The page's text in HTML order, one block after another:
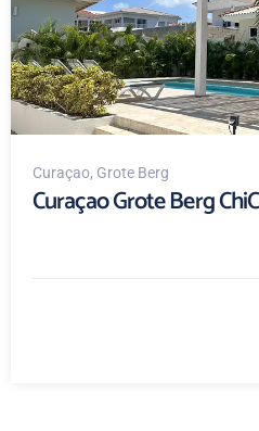
Curaçao, Grote Berg
Curaçao Grote Berg